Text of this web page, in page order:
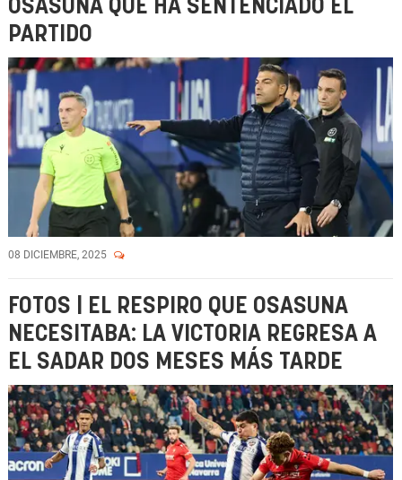
OSASUNA QUE HA SENTENCIADO EL
PARTIDO
08 DICIEMBRE, 2025
FOTOS | EL RESPIRO QUE OSASUNA
NECESITABA: LA VICTORIA REGRESA A
EL SADAR DOS MESES MÁS TARDE